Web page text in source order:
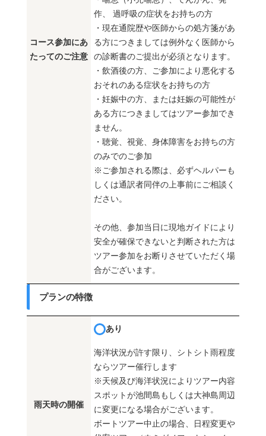
コース参加にあ
たってのご注意
作、 過呼吸の症状をお持ちの方
・現在通院歴や医師からの処方箋があ
る方につきましては例外なく医師から
の診断書のご提出が必須となります。
・飲酒後の方、ご参加により悪化する
おそれのある症状をお持ちの方
・妊娠中の方、または妊娠の可能性が
ある方につきましてはツアー参加でき
ません。
・聴覚、視覚、身体障害をお持ちの方
のみでのご参加
※ご参加される際は、必ずヘルパーも
しくは通訳者同伴の上事前にご相談く
ださい。
その他、参加当日に現地ガイドにより
安全が確保できないと判断された方は
ツアー参加をお断りさせていただく場
合がございます。
プランの特徴
雨天時の開催
あり
海洋状況が許す限り、シトシト雨程度
ならツアー催行します
※天候及び海洋状況によりツアー内容
スポットが池間島もしくは大神島周辺
に変更になる場合がございます。
ボートツアー中止の場合、日程変更や